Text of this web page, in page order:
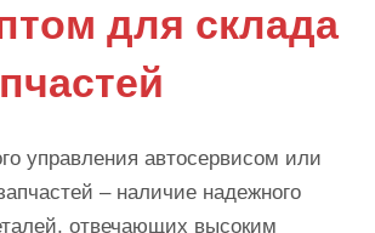
для склада
управления автосервисом или
– наличие надежного
отвечающих высоким